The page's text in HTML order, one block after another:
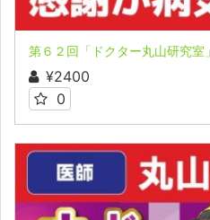
¥2400
0